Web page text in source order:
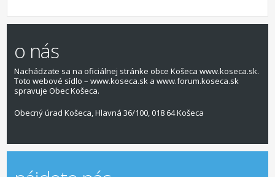
o nás
Nachádzate sa na oficiálnej stránke obce Košeca www.koseca.sk.
Toto webové sídlo – www.koseca.sk a www.forum.koseca.sk
spravuje Obec Košeca.
Obecný úrad Košeca, Hlavná 36/100, 018 64 Košeca